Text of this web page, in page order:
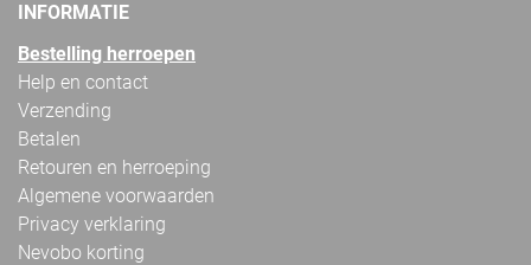
INFORMATIE
Bestelling herroepen
Help en contact
Verzending
Betalen
Retouren en herroeping
Algemene voorwaarden
Privacy verklaring
Nevobo korting